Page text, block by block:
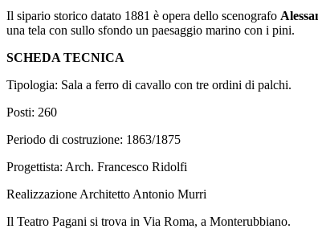
Il sipario storico datato 1881 è opera dello scenografo
una tela con sullo sfondo un paesaggio marino con i pini.
SCHEDA TECNICA
Tipologia: Sala a ferro di cavallo con tre ordini di palchi.
Posti: 260
Periodo di costruzione: 1863/1875
Progettista: Arch. Francesco Ridolfi
Realizzazione Architetto Antonio Murri
Il Teatro Pagani si trova in Via Roma, a Monterubbiano.